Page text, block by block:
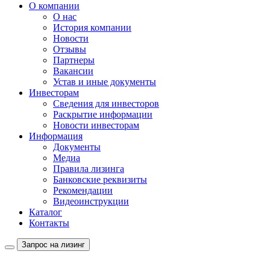
О компании
О нас
История компании
Новости
Отзывы
Партнеры
Вакансии
Устав и иные документы
Инвесторам
Сведения для инвесторов
Раскрытие информации
Новости инвесторам
Информация
Документы
Медиа
Правила лизинга
Банковские реквизиты
Рекомендации
Видеоинструкции
Каталог
Контакты
Запрос на лизинг